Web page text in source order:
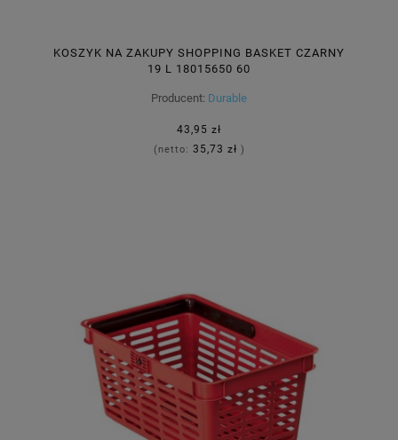
KOSZYK NA ZAKUPY SHOPPING BASKET CZARNY
19 L 18015650 60
Producent: Durable
43,95 zł
(netto: 35,73 zł )